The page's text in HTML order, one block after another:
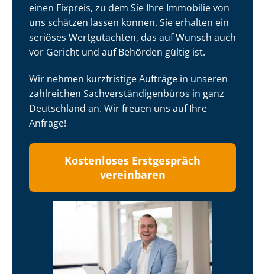
einen Fixpreis, zu dem Sie Ihre Immobilie von
uns schätzen lassen können. Sie erhalten ein
seriöses Wertgutachten, das auf Wunsch auch
vor Gericht und auf Behörden gültig ist.
Wir nehmen kurzfristige Aufträge in unseren
zahlreichen Sach­ver­stän­di­gen­bü­ros in ganz
Deutschland an. Wir freuen uns auf Ihre
Anfrage!
Kostenloses Erstgespräch
vereinbaren